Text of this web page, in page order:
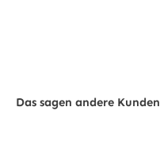
Das sagen andere Kunden